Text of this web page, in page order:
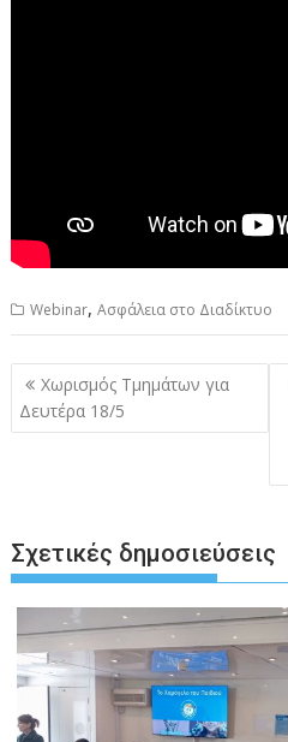
Webinar,Ασφάλεια στο Διαδίκτυο
Πλοήγηση
άρθρων
Χωρισμός Τμημάτων για
Δευτέρα 18/5
Σχετικές δημοσιεύσεις